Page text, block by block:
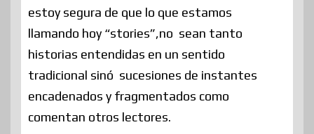
estoy segura de que lo que estamos
llamando hoy “stories”,no sean tanto
historias entendidas en un sentido
tradicional sinó sucesiones de instantes
encadenados y fragmentados como
comentan otros lectores.